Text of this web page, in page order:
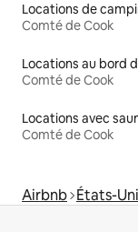
Locations de
Comté de Cook
Locations au bord
Comté de Cook
Locations avec
Comté de Cook
Airbnb États-